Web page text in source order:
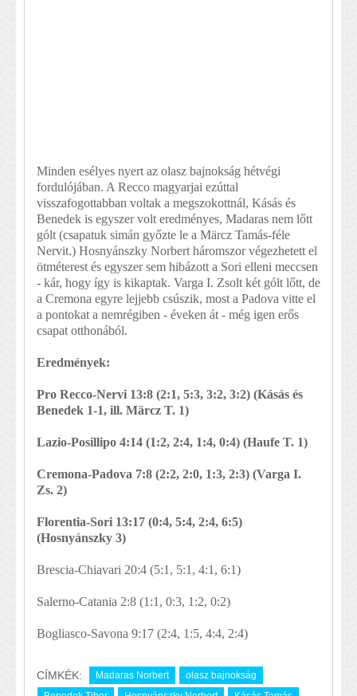
Minden esélyes nyert az olasz bajnokság hétvégi
fordulójában. A Recco magyarjai ezúttal
visszafogottabban voltak a megszokottnál, Kásás és
Benedek is egyszer volt eredményes, Madaras nem lőtt
gólt (csapatuk simán győzte le a Märcz Tamás-féle
Nervit.) Hosnyánszky Norbert háromszor végezhetett el
ötméterest és egyszer sem hibázott a Sori elleni meccsen
- kár, hogy így is kikaptak. Varga I. Zsolt két gólt lőtt, de
a Cremona egyre lejjebb csúszik, most a Padova vitte el
a pontokat a nemrégiben - éveken át - még igen erős
csapat otthonából.
Eredmények:
Pro Recco-Nervi 13:8 (2:1, 5:3, 3:2, 3:2) (Kásás és
Benedek 1-1, ill. Märcz T. 1)
Lazio-Posillipo 4:14 (1:2, 2:4, 1:4, 0:4) (Haufe T. 1)
Cremona-Padova 7:8 (2:2, 2:0, 1:3, 2:3) (Varga I.
Zs. 2)
Florentia-Sori 13:17 (0:4, 5:4, 2:4, 6:5)
(Hosnyánszky 3)
Brescia-Chiavari 20:4 (5:1, 5:1, 4:1, 6:1)
Salerno-Catania 2:8 (1:1, 0:3, 1:2, 0:2)
Bogliasco-Savona 9:17 (2:4, 1:5, 4:4, 2:4)
CÍMKÉK: Madaras Norbert
olasz bajnokság